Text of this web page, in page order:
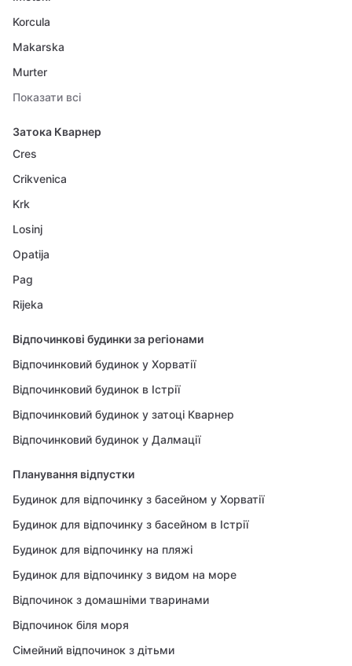
Korcula
Makarska
Murter
Показати всі
Затока Кварнер
Cres
Crikvenica
Krk
Losinj
Opatija
Pag
Rijeka
Відпочинкові будинки за регіонами
Відпочинковий будинок у Хорватії
Відпочинковий будинок в Істрії
Відпочинковий будинок у затоці Кварнер
Відпочинковий будинок у Далмації
Планування відпустки
Будинок для відпочинку з басейном у Хорватії
Будинок для відпочинку з басейном в Істрії
Будинок для відпочинку на пляжі
Будинок для відпочинку з видом на море
Відпочинок з домашніми тваринами
Відпочинок біля моря
Сімейний відпочинок з дітьми